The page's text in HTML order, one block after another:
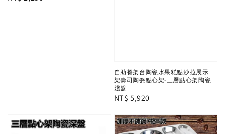
自助餐架台陶瓷水果糕點沙拉展示
架壽司陶瓷點心架-三層點心架陶瓷
淺盤
Regular
NT$ 5,920